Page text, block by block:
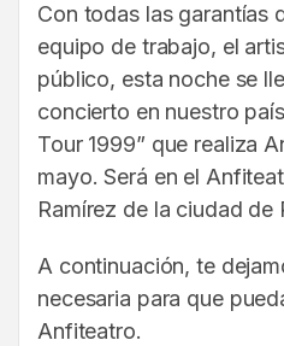
Con todas las garantías
equipo de trabajo, el
público, esta noche se
concierto en nuestro
Tour 1999” que realiza
mayo. Será en el
Ramírez de la ciudad de
A continuación, te
necesaria para que
Anfiteatro.